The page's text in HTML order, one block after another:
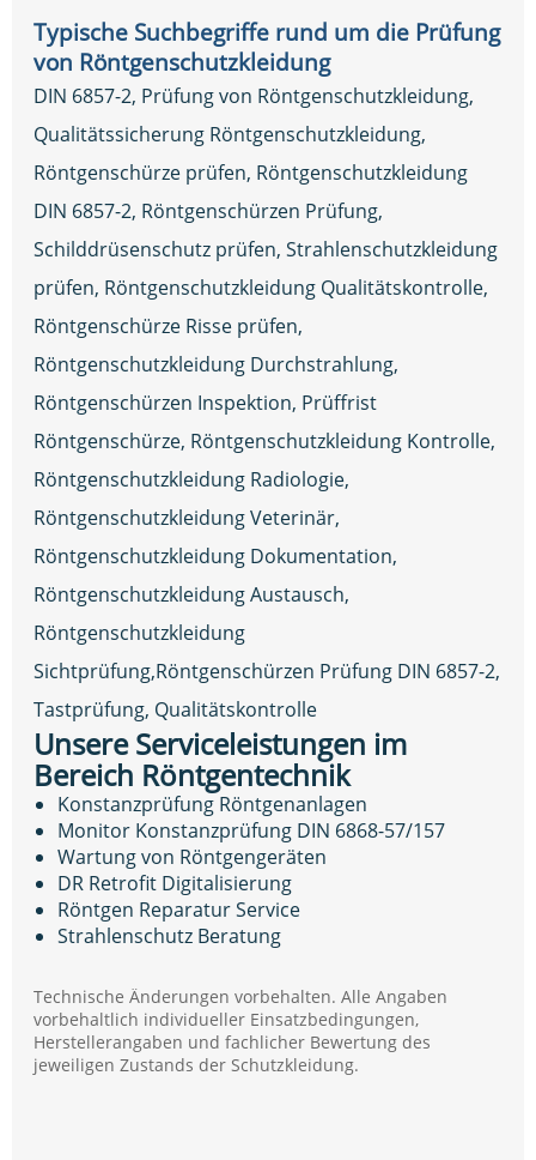
Typische Suchbegriffe rund um die Prüfung
von Röntgenschutzkleidung
DIN 6857-2, Prüfung von Röntgenschutzkleidung,
Qualitätssicherung Röntgenschutzkleidung,
Röntgenschürze prüfen, Röntgenschutzkleidung
DIN 6857-2, Röntgenschürzen Prüfung,
Schilddrüsenschutz prüfen, Strahlenschutzkleidung
prüfen, Röntgenschutzkleidung Qualitätskontrolle,
Röntgenschürze Risse prüfen,
Röntgenschutzkleidung Durchstrahlung,
Röntgenschürzen Inspektion, Prüffrist
Röntgenschürze, Röntgenschutzkleidung Kontrolle,
Röntgenschutzkleidung Radiologie,
Röntgenschutzkleidung Veterinär,
Röntgenschutzkleidung Dokumentation,
Röntgenschutzkleidung Austausch,
Röntgenschutzkleidung
Sichtprüfung,Röntgenschürzen Prüfung DIN 6857-2,
Tastprüfung, Qualitätskontrolle
Unsere Serviceleistungen im
Bereich Röntgentechnik
Konstanzprüfung Röntgenanlagen
Monitor Konstanzprüfung DIN 6868-57/157
Wartung von Röntgengeräten
DR Retrofit Digitalisierung
Röntgen Reparatur Service
Strahlenschutz Beratung
Technische Änderungen vorbehalten. Alle Angaben
vorbehaltlich individueller Einsatzbedingungen,
Herstellerangaben und fachlicher Bewertung des
jeweiligen Zustands der Schutzkleidung.